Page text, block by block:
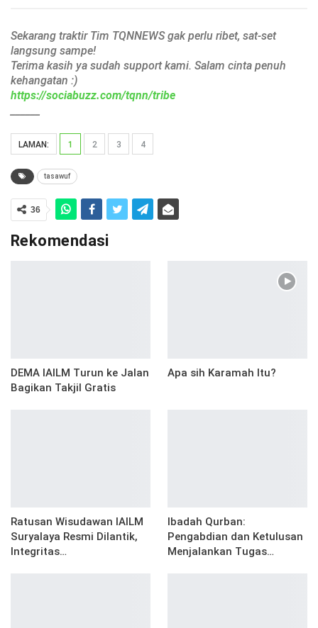
Sekarang traktir Tim TQNNEWS gak perlu ribet, sat-set
langsung sampe!
Terima kasih ya sudah support kami. Salam cinta penuh
kehangatan :)
https://sociabuzz.com/tqnn/tribe
LAMAN: 1 2 3 4
tasawuf
36
Rekomendasi
DEMA IAILM Turun ke Jalan
Bagikan Takjil Gratis
Apa sih Karamah Itu?
Ratusan Wisudawan IAILM
Suryalaya Resmi Dilantik,
Integritas…
Ibadah Qurban:
Pengabdian dan Ketulusan
Menjalankan Tugas…